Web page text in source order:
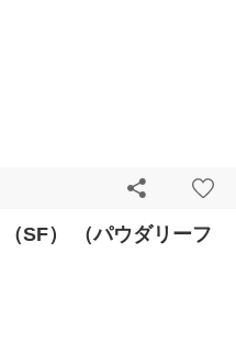
SF） （パウダリーフ